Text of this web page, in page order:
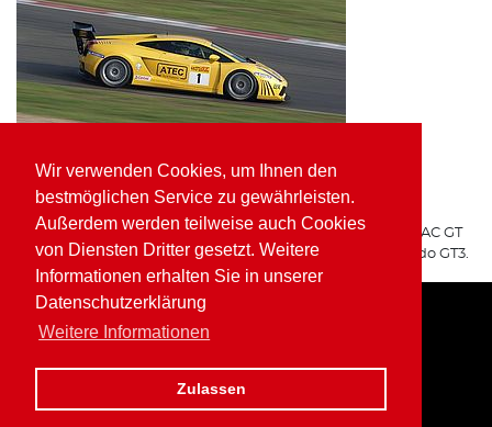
Wir verwenden Cookies, um Ihnen den
bestmöglichen Service zu gewährleisten.
Außerdem werden teilweise auch Cookies
von Diensten Dritter gesetzt. Weitere
Informationen erhalten Sie in unserer
Datenschutzerklärung
Weitere Informationen
Zulassen
ATEC Fluid Systems Lamborghini Gallardo GT3
ARGO Racing
Für ARGO Racing startete Wolfgang Kaufmann in der ADAC GT
Masters auf dem ATEC Fluid Systems Lamborghini Gallardo GT3.
Home Impressum